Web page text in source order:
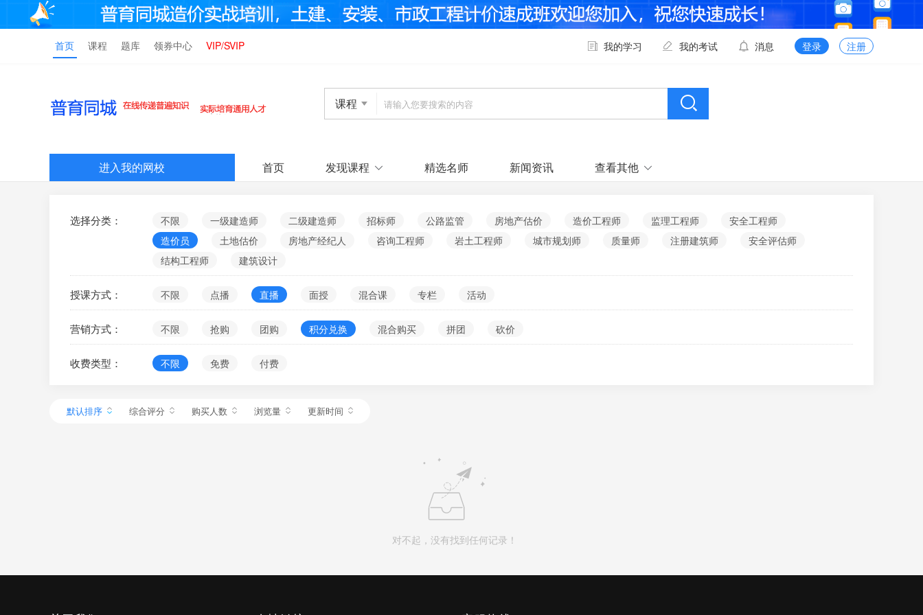
首页 课程 题库 领券中心 VIP/SVIP 我的学习 我的考试 消息 登录 注册
课程
进入我的网校 首页 发现课程 精选名师 新闻资讯 查看其他
选择分类： 不限 一级建造师 二级建造师 招标师 公路监管 房地产估价 造价工程师 监理工程师
安全工程师
造价员
土地估价 房地产经纪人 咨询工程师 岩土工程师 城市规划师 质量师 注册建筑师
安全评估师
结构工程师
建筑设计
授课方式： 不限 点播 直播 面授 混合课 专栏 活动
营销方式： 不限 抢购 团购 积分兑换 混合购买 拼团 砍价
收费类型： 不限 免费 付费
默认排序 综合评分 购买人数 浏览量 更新时间
对不起，没有找到任何记录！